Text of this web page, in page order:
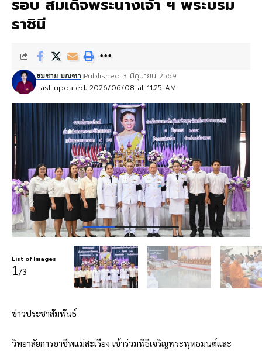
รอบ สมเด็จพระนางเจ้า ฯ พระบรม
ราชินี
Last updated: 2026/06/08 at 11:25 AM
สมชาย มณฑา Published 3 มิถุนายน 2569
List of Images
1/3
ข่าวประชาสัมพันธ์
วิทยาลัยการอาชีพแม่สะเรียง เข้าร่วมพิธีเจริญพระพุทธมนต์และ